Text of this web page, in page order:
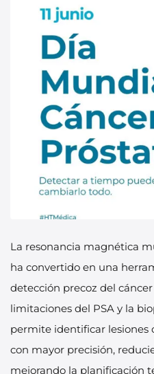
La resonancia magnética
ha convertido en una
detección precoz del
limitaciones del PSA y la
permite identificar lesiones
con mayor precisión,
mejorando la planificación